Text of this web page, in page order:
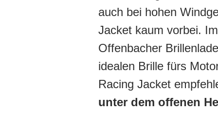
auch bei hohen
Jacket kaum vorbei.
Offenbacher
idealen Brille fürs
Racing Jacket
unter dem offenen